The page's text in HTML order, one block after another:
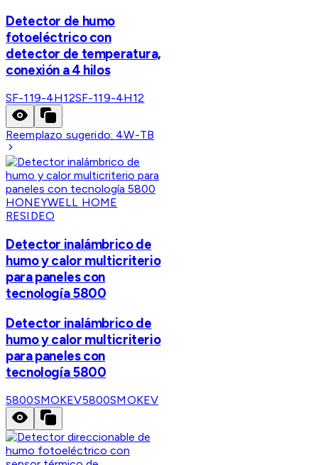
Detector de humo
fotoeléctrico con
detector de temperatura,
conexión a 4 hilos
SF-119-4H12SF-119-4H12
Reemplazo sugerido: 4W-TB
HONEYWELL HOME
RESIDEO
Detector inalámbrico de
humo y calor multicriterio
para paneles con
tecnología 5800
Detector inalámbrico de
humo y calor multicriterio
para paneles con
tecnología 5800
5800SMOKEV5800SMOKEV